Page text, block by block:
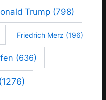
Trump(798)
Friedrich Merz (196)
(636)
(1276)